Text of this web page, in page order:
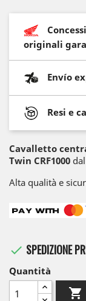
originali
Envío
Resi e
Cavalletto
Twin CRF1000
Alta qualità e
 SPEDIZIONE
Quantità
